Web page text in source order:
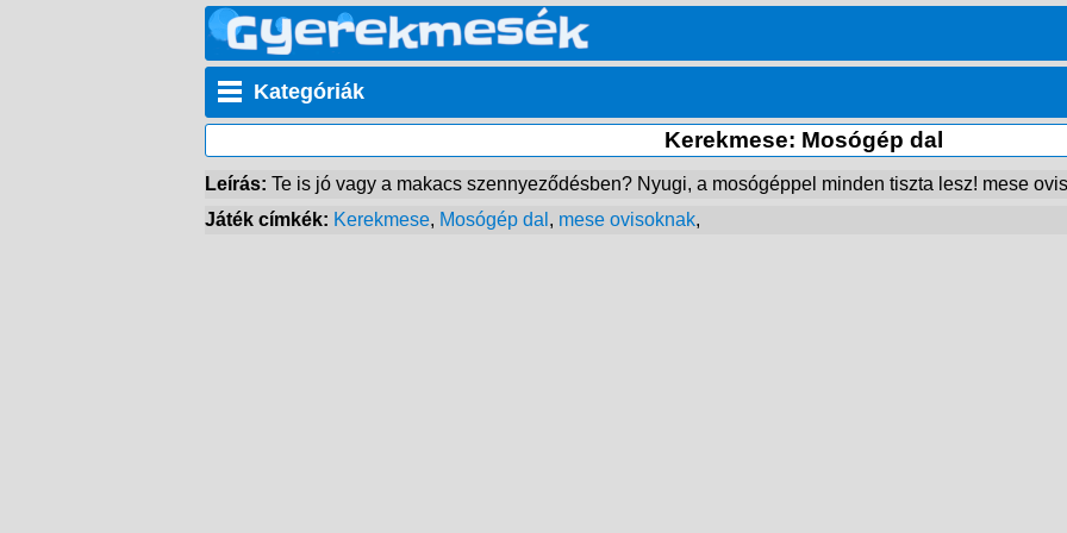
Kategóriák
Kerekmese: Mosógép dal
Leírás: Te is jó vagy a makacs szennyeződésben? Nyugi, a mosógéppel minden tiszta lesz! mese
Játék címkék: Kerekmese, Mosógép dal , mese ovisoknak,